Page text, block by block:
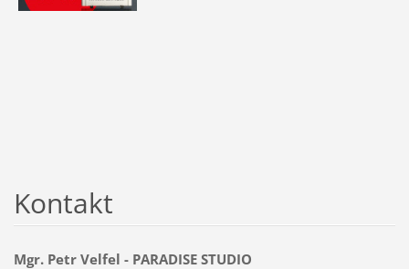
Kontakt
Mgr. Petr Velfel - PARADISE STUDIO